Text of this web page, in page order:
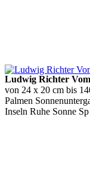
Ludwig Richter
von 24 x 20 cm bis
Palmen
Inseln Ruhe Sonne Sp